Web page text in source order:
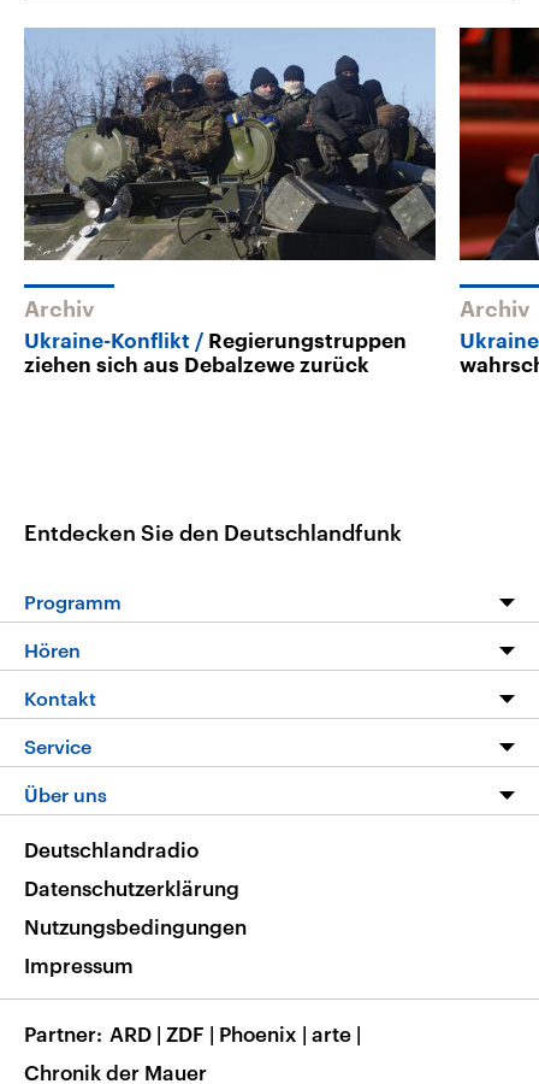
Archiv
Ukraine-Konflikt
Regierungstruppen
ziehen sich aus Debalzewe zurück
Archiv
Entdecken Sie den Deutschlandfunk
Programm
Programm
Die Nachrichten
Nachrichtenleicht
Neue Beiträge auf dlf.de
Hören
Livestream
Podcasts
Deutschlandfunk App
Nachrichten App
Frequenzen
Kontakt
Hörerservice
Service
FAQ
Veranstaltungen
Musikliste
RSS
Über uns
Barrierefreiheit
Deutschlandradio
Datenschutzerklärung
Nutzungsbedingungen
Impressum
Partner ARD | ZDF | Phoenix | arte |
Chronik der Mauer